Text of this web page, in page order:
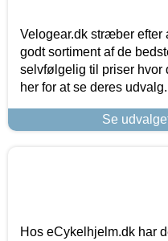
Velogear.dk stræber
godt sortiment af de
selvfølgelig til priser
her for at se deres udvalg.
Se
Hos eCykelhjelm.dk har